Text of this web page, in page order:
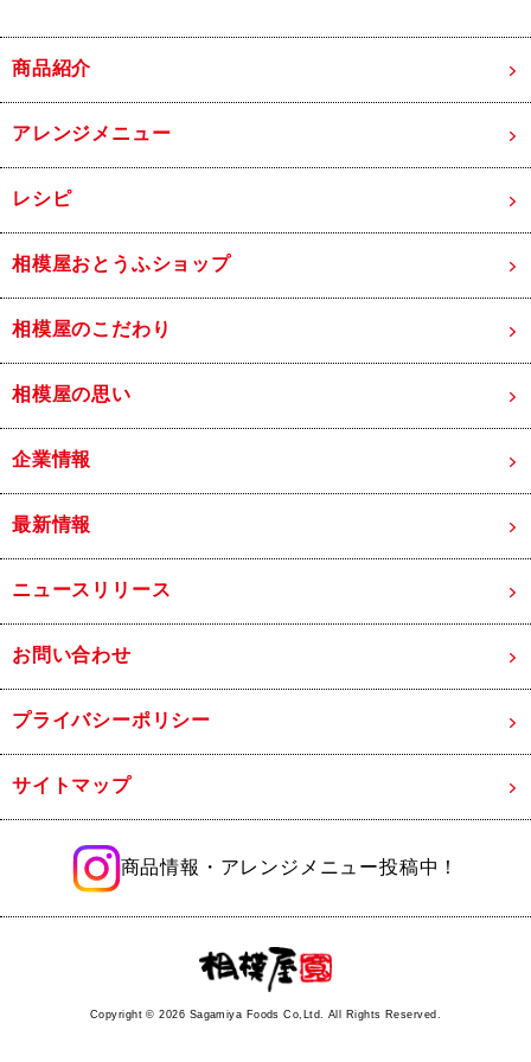
商品紹介
アレンジメニュー
レシピ
相模屋おとうふショップ
相模屋のこだわり
相模屋の思い
企業情報
最新情報
ニュースリリース
お問い合わせ
プライバシーポリシー
サイトマップ
商品情報・アレンジメニュー投稿中！
Copyright ©2026 Sagamiya Foods Co,Ltd. All Rights Reserved.